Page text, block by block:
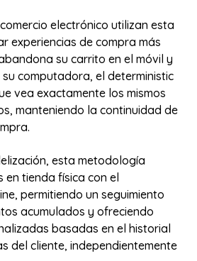
electrónico utilizan esta
experiencias de compra más
su carrito en el móvil y
computadora, el deterministic
vea exactamente los mismos
manteniendo la continuidad de
esta metodología
en tienda física con el
permitiendo un seguimiento
acumulados y ofreciendo
basadas en el historial
del cliente, independientemente